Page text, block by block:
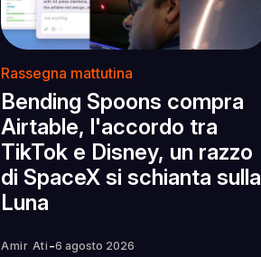
Rassegna mattutina
Bending Spoons compra
Airtable, l'accordo tra
TikTok e Disney, un razzo
di SpaceX si schianta sulla
Luna
Amir Ati -6 agosto 2026